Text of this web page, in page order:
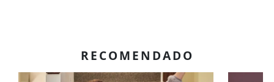
RECOMENDADO